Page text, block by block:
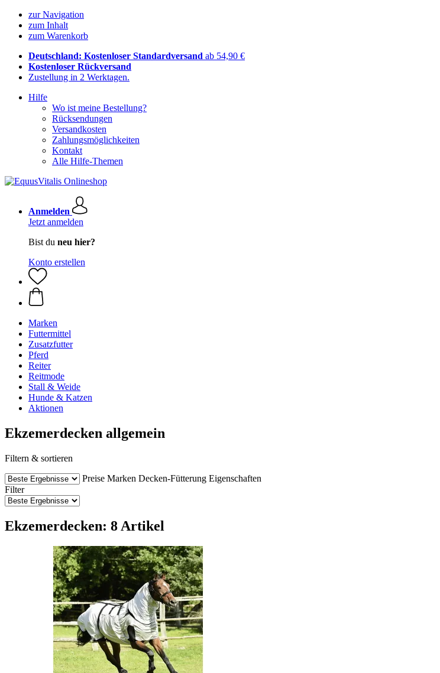
zur Navigation
zum Inhalt
zum Warenkorb
Deutschland: Kostenloser Standardversand ab 54,90 €
Kostenloser Rückversand
Zustellung in 2 Werktagen.
Hilfe
Wo ist meine Bestellung?
Rücksendungen
Versandkosten
Zahlungsmöglichkeiten
Kontakt
Alle Hilfe-Themen
Anmelden
Jetzt anmelden
Bist du neu hier?
Konto erstellen
Marken
Futtermittel
Zusatzfutter
Pferd
Reiter
Reitmode
Stall & Weide
Hunde & Katzen
Aktionen
Ekzemerdecken allgemein
Filtern & sortieren
Preise Marken Decken-Fütterung Eigenschaften
Filter
Ekzemerdecken: 8 Artikel